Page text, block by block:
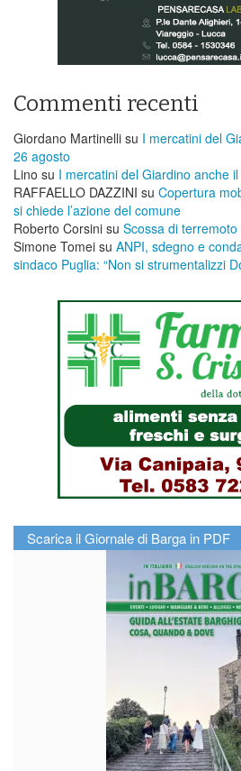
Commenti recenti
Giordano Martinelli su I mercatini del
26 agosto
Lino su I mercatini del Giardino anche
RAFFAELLO DAZZINI su ​Copertura
si chiede l’azione del comune
Roberto Corsini su Scossa di terremoto
Simone Tomei su ANPI, sdegno e
sindaco Puglia: “Non si strumentalizzi
Scarica il Giornale di Barga in PDF